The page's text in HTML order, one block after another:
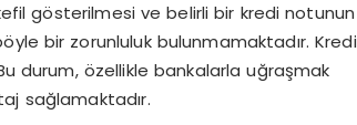
gösterilmesi ve belirli bir kredi notunun
bir zorunluluk bulunmamaktadır. Kredi
durum, özellikle bankalarla uğraşmak
sağlamaktadır.